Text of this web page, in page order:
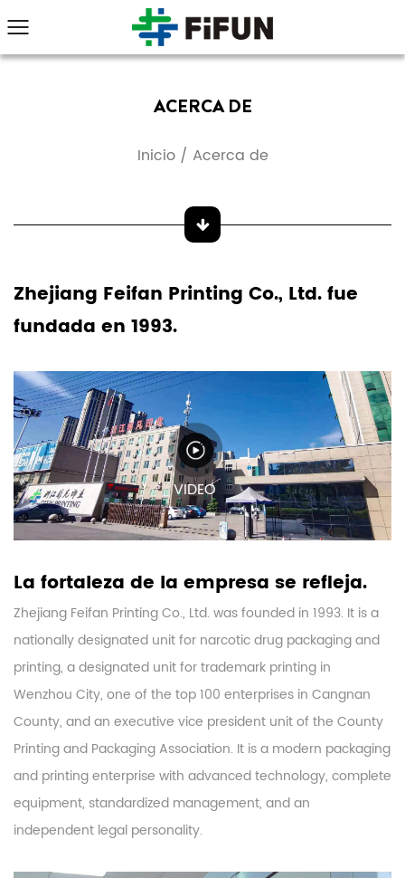
ACERCA DE
Inicio/ Acerca de
Zhejiang Feifan Printing Co., Ltd.fue
fundada en 1993.
VIDEO
La fortaleza de la empresa se refleja.
Zhejiang Feifan Printing Co., Ltd. was founded in 1993. It is a
nationally designated unit for narcotic drug packaging and
printing, a designated unit for trademark printing in
Wenzhou City, one of the top 100 enterprises in Cangnan
County, and an executive vice president unit of the County
Printing and Packaging Association. It is a modern packaging
and printing enterprise with advanced technology, complete
equipment, standardized management, and an
independent legal personality.